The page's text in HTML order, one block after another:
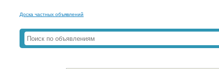
Доска частных объявлений